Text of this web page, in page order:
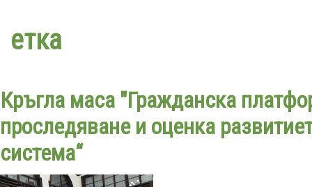
етка
Кръгла маса "Гражданска
проследяване и оценка
система“